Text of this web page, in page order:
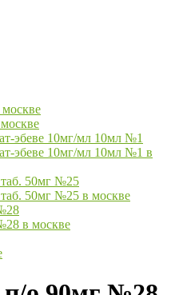
эбеве 10мг/мл 10мл №1
эбеве 10мг/мл 10мл №1 в
50мг №25
50мг №25 в москве
в москве